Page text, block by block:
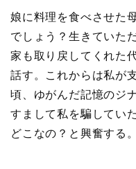
娘に料理を食べさせた
でしょう？生きていた
家も取り戻してくれた
話す。これからは私が
頃、ゆがんだ記憶のジ
すまして私を騙してい
どこなの？と興奮する。